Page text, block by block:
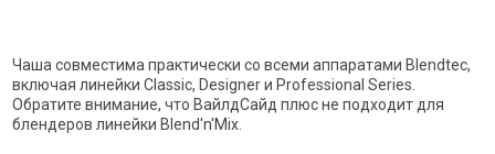
Чаша совместима практически со всеми аппаратами Blendtec,
включая линейки Classic, Designer и Professional Series.
Обратите внимание, что ВайлдСайд плюс не подходит для
блендеров линейки Blend'n'Mix.